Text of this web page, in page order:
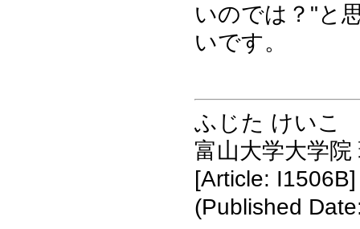
いのでは？"と
いです。
ふじた けいこ
富山大学大学
[Article: I1506B]
(Published